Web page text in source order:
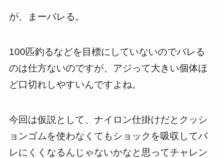
が、まーバレる。
100匹釣るなどを目標にしていないのでバレる
のは仕方ないのですが、アジって大きい個体ほ
ど口切れしやすいんですよね。
今回は仮説として、ナイロン仕掛けだとクッシ
ョンゴムを使わなくてもショックを吸収してバ
レにくくなるんじゃないかなと思ってチャレン